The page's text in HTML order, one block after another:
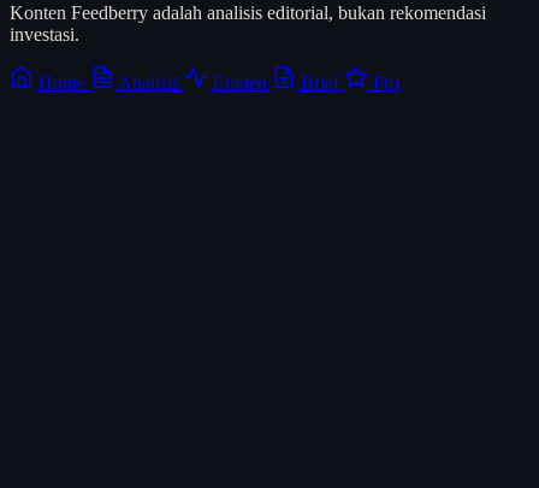
Konten Feedberry adalah analisis editorial, bukan rekomendasi
investasi.
Home Analisis Emiten Brief Pro